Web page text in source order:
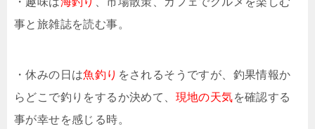
事と旅雑誌を読む事。
・休みの日は魚釣り をされるそうですが、釣果情報か
らどこで釣りをするか決めて、 現地の天気を確認する
事が幸せを感じる時。